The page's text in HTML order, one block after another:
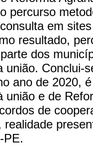
percurso
em
resultado,
dos
união.
ano de 2020,
união e de
de
realidade
PE.